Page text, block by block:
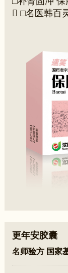
 □名医韩百
更年安胶囊
名师验方 国家